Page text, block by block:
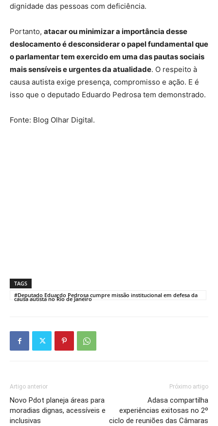
dignidade das pessoas com deficiência.
Portanto, atacar ou minimizar a importância desse
deslocamento é desconsiderar o papel fundamental que
o parlamentar tem exercido em uma das pautas sociais
mais sensíveis e urgentes da atualidade. O respeito à
causa autista exige presença, compromisso e ação. E é
isso que o deputado Eduardo Pedrosa tem demonstrado.
Fonte: Blog Olhar Digital.
TAGS
#Deputado Eduardo Pedrosa cumpre missão institucional em defesa da
causa autista no Rio de Janeiro
Artigo anterior
Novo Pdot planeja áreas para
moradias dignas, acessíveis e
inclusivas
Próximo artigo
Adasa compartilha
experiências exitosas no 2º
ciclo de reuniões das Câmaras